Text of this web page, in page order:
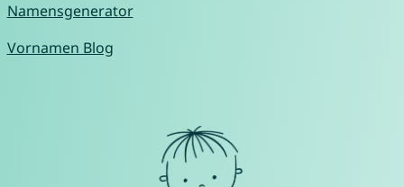
Namensgenerator
Vornamen Blog